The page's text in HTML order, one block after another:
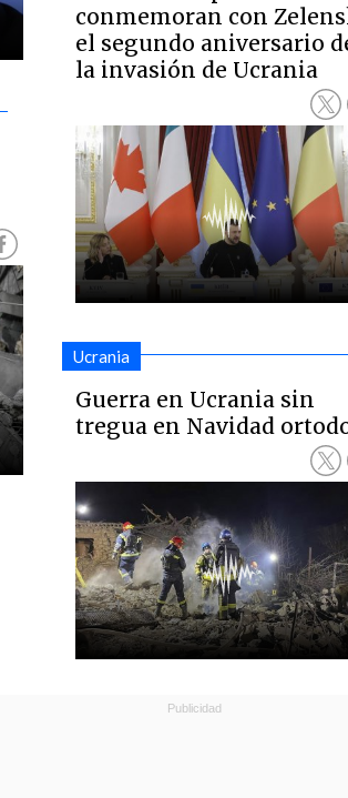
conmemoran con
el segundo aniversario
la invasión de Ucrania
Ucrania
Guerra en Ucrania sin
tregua en Navidad